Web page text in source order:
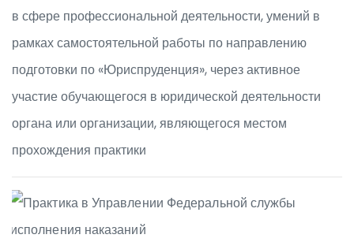
в сфере профессиональной деятельности, умений в
рамках самостоятельной работы по направлению
подготовки по «Юриспруденция», через активное
участие обучающегося в юридической деятельности
органа или организации, являющегося местом
прохождения практики